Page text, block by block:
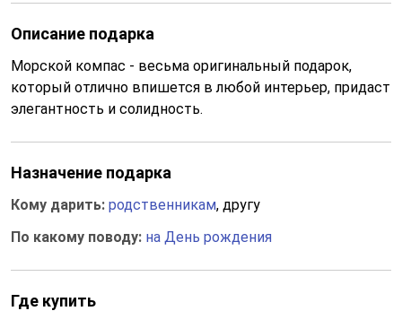
Описание подарка
Морской компас - весьма оригинальный подарок,
который отлично впишется в любой интерьер, придаст
элегантность и солидность.
Назначение подарка
Кому дарить: родственникам, другу
По какому поводу: на День рождения
Где купить